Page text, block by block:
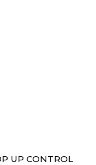
UP CONTROL